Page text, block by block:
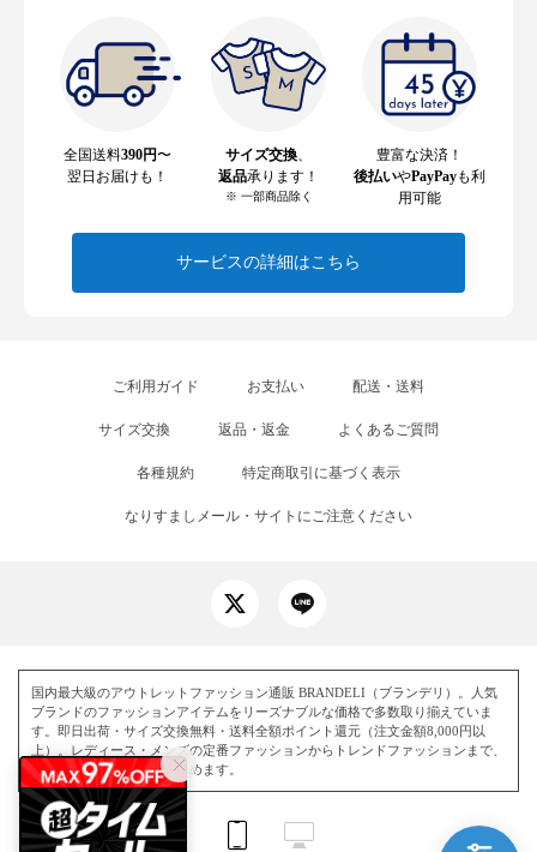
全国送料390円〜
翌日お届けも！
サイズ交換、
返品承ります！
※ 一部商品除く
豊富な決済！
後払いやPayPayも利
用可能
サービスの詳細はこちら
ご利用ガイド お支払い 配送・送料
サイズ交換 返品・返金 よくあるご質問
各種規約 特定商取引に基づく表示
なりすましメール・サイトにご注意ください
国内最大級のアウトレットファッション通販 BRANDELI（ブランデリ）。人気
ブランドのファッションアイテムをリーズナブルな価格で多数取り揃えていま
す。即日出荷・サイズ交換無料・送料全額ポイント還元（注文金額8,000円以
上）。レディース・メンズの定番ファッションからトレンドファッションまで、
毎日お得にお買い物を楽しめます。